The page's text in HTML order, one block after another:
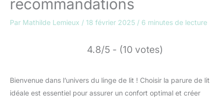
recommandations
Par Mathilde Lemieux / 18 février 2025 / 6 minutes de lecture
4.8/5 - (10 votes)
Bienvenue dans l’univers du linge de lit ! Choisir la parure de lit
idéale est essentiel pour assurer un confort optimal et créer